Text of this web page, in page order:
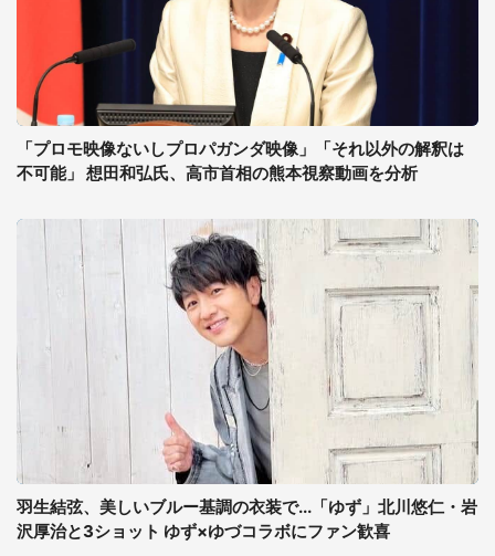
「プロモ映像ないしプロパガンダ映像」「それ以外の解釈は
不可能」 想田和弘氏、高市首相の熊本視察動画を分析
羽生結弦、美しいブルー基調の衣装で...「ゆず」北川悠仁・岩
沢厚治と3ショット ゆず×ゆづコラボにファン歓喜